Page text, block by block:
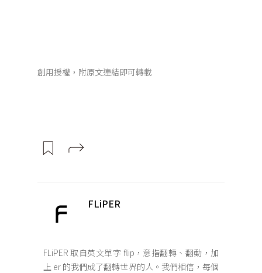
創用授權，附原文連結即可轉載
FLiPER
FLiPER 取自英文單字 flip，意指翻轉、翻動，加
上 er 的我們成了翻轉世界的人。我們相信，每個